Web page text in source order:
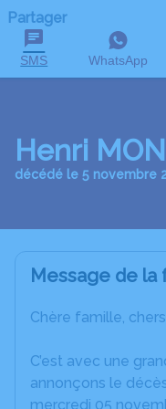
Partager
SMS WhatsApp
Henri
décédé le 5 novembre
Message de la
Chère famille,
C’est avec une
annonçons le
mercredi 05